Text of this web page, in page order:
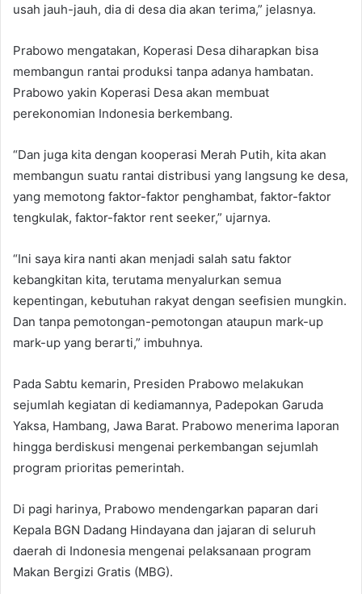
usah jauh-jauh, dia di desa dia akan terima,” jelasnya.
Prabowo mengatakan, Koperasi Desa diharapkan bisa
membangun rantai produksi tanpa adanya hambatan.
Prabowo yakin Koperasi Desa akan membuat
perekonomian Indonesia berkembang.
“Dan juga kita dengan kooperasi Merah Putih, kita akan
membangun suatu rantai distribusi yang langsung ke desa,
yang memotong faktor-faktor penghambat, faktor-faktor
tengkulak, faktor-faktor rent seeker,” ujarnya.
“Ini saya kira nanti akan menjadi salah satu faktor
kebangkitan kita, terutama menyalurkan semua
kepentingan, kebutuhan rakyat dengan seefisien mungkin.
Dan tanpa pemotongan-pemotongan ataupun mark-up
mark-up yang berarti,” imbuhnya.
Pada Sabtu kemarin, Presiden Prabowo melakukan
sejumlah kegiatan di kediamannya, Padepokan Garuda
Yaksa, Hambang, Jawa Barat. Prabowo menerima laporan
hingga berdiskusi mengenai perkembangan sejumlah
program prioritas pemerintah.
Di pagi harinya, Prabowo mendengarkan paparan dari
Kepala BGN Dadang Hindayana dan jajaran di seluruh
daerah di Indonesia mengenai pelaksanaan program
Makan Bergizi Gratis (MBG).